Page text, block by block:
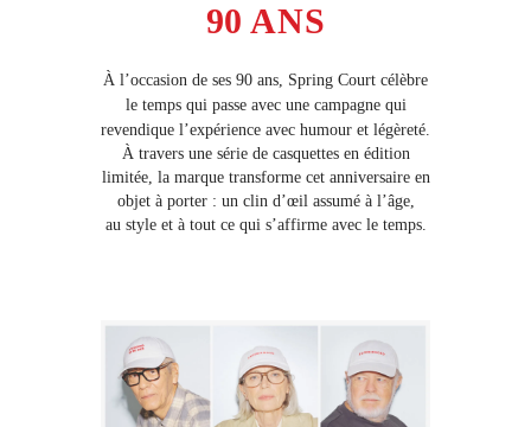
90 ANS
À l’occasion de ses 90 ans, Spring Court célèbre
le temps qui passe avec une campagne qui
revendique l’expérience avec humour et légèreté.
À travers une série de casquettes en édition
limitée, la marque transforme cet anniversaire en
objet à porter : un clin d’œil assumé à l’âge,
au style et à tout ce qui s’affirme avec le temps.